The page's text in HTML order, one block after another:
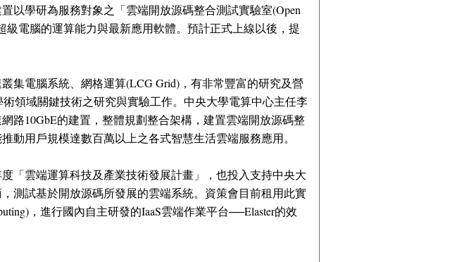
以學研為服務對象之「雲端開放源碼整合測試實驗室(Open
級電腦的運算能力與最新應用軟體。預計正式上線以後，提
集電腦系統、網格運算(LCG Grid)，有非常豐富的研究及營
領域關鍵技術之研究與實驗工作。中央大學電算中心主任李
路10GbE的建置，整體規劃整合架構，建置雲端開放源碼整
動用戶規模達數百萬以上之各式智慧生活雲端服務應用。
「雲端運算科技及產業技術發展計畫」，也投入支持中央大
測試基於開放源碼所發展的雲端系統。資策會目前租用此實
，進行國內自主研發的IaaS雲端作業平台──Elaster的效